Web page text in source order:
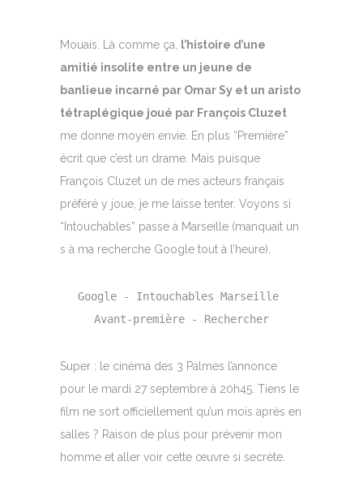
Mouais. Là comme ça, l’histoire d’une
amitié insolite entre un jeune de
banlieue incarné par Omar Sy et un aristo
tétraplégique joué par François Cluzet
me donne moyen envie. En plus “Première”
écrit que c’est un drame. Mais puisque
François Cluzet un de mes acteurs français
préféré y joue, je me laisse tenter. Voyons si
“Intouchables” passe à Marseille (manquait un
s à ma recherche Google tout à l’heure).
Google - Intouchables Marseille
Avant-première - Rechercher
Super : le cinéma des 3 Palmes l’annonce
pour le mardi 27 septembre à 20h45. Tiens le
film ne sort officiellement qu’un mois après en
salles ? Raison de plus pour prévenir mon
homme et aller voir cette œuvre si secrète.